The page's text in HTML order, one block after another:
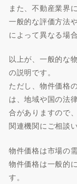
また、不動産業界
一般的な評価方法
によって異なる場
以上が、一般的な
の説明です。
ただし、物件価格
は、地域や国の法
合がありますので
関連機関にご相談
物件価格は市場の
物件価格は一般的
す。